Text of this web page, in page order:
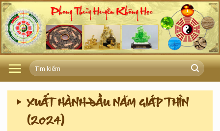
Skip
to
content
XUẤT HÀNH ĐẦU NĂM GIÁP THÌN
(2024)